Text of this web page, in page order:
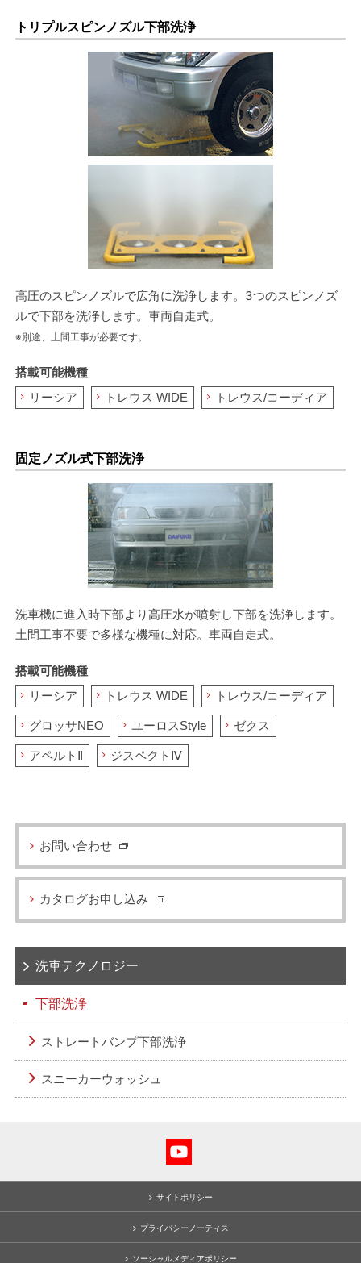
トリプルスピンノズル下部洗浄
高圧のスピンノズルで広角に洗浄します。3つのスピンノズ
ルで下部を洗浄します。車両自走式。
※別途、土間工事が必要です。
搭載可能機種
リーシア トレウス WIDE トレウス/コーディア
固定ノズル式下部洗浄
洗車機に進入時下部より高圧水が噴射し下部を洗浄します。
土間工事不要で多様な機種に対応。車両自走式。
搭載可能機種
リーシア トレウス WIDE トレウス/コーディア
グロッサNEO ユーロスStyle ゼクス
アペルトⅡ ジスペクトⅣ
お問い合わせ
カタログお申し込み
洗車テクノロジー
下部洗浄
ストレートバンプ下部洗浄
スニーカーウォッシュ
サイトポリシー
プライバシーノーティス
ソーシャルメディアポリシー